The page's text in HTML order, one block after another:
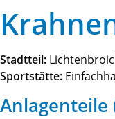
Stadtteil:
Sportstätte:
Anlagenteile